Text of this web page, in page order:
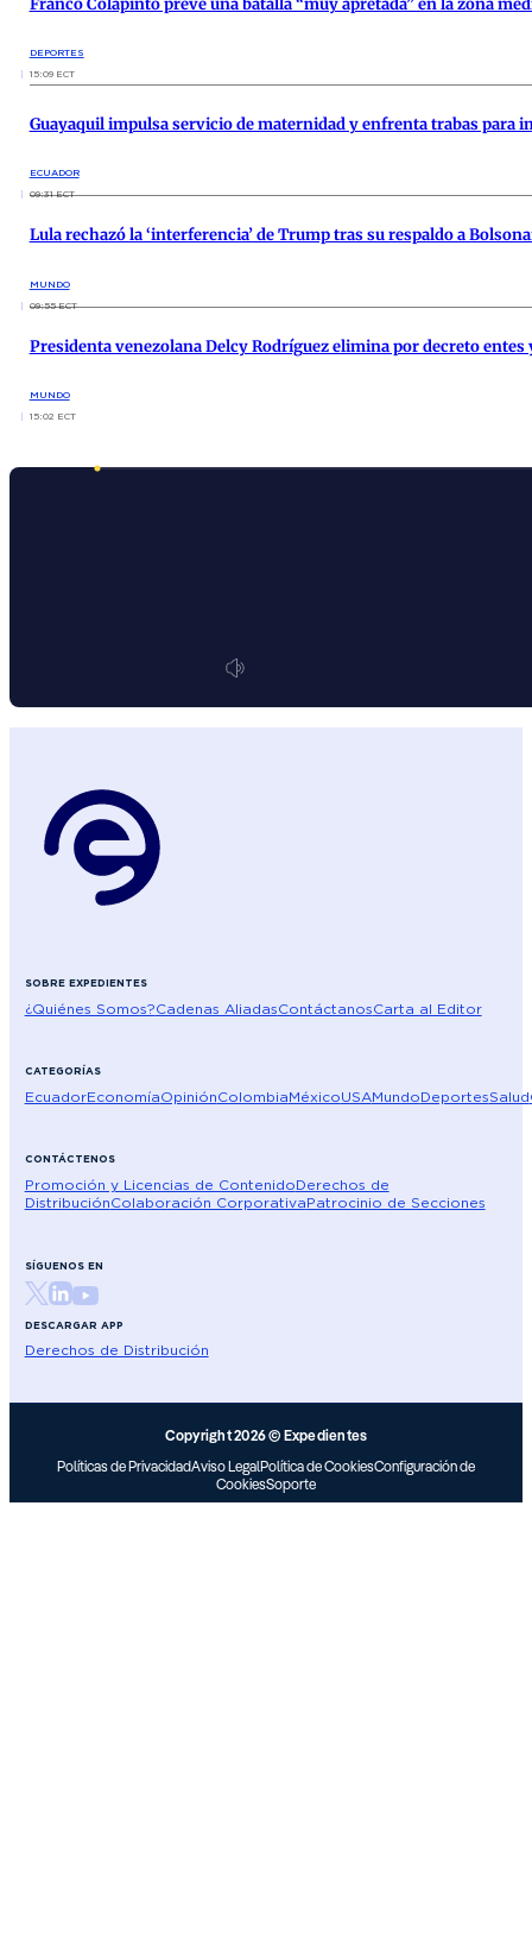
Franco Colapinto prevé una batalla “muy apretada” en la zona
DEPORTES
15:09 ECT
Guayaquil impulsa servicio de maternidad y enfrenta trabas para
ECUADOR
09:31 ECT
Lula rechazó la ‘interferencia’ de Trump tras su respaldo a
MUNDO
09:55 ECT
Presidenta venezolana Delcy Rodríguez elimina por decreto
MUNDO
15:02 ECT
SOBRE EXPEDIENTES
¿Quiénes Somos?Cadenas AliadasContáctanosCarta al Editor
CATEGORÍAS
EcuadorEconomíaOpiniónColombiaMéxicoUSAMundoDeportesSalud
CONTÁCTENOS
Promoción y Licencias de ContenidoDerechos de
DistribuciónColaboración CorporativaPatrocinio de Secciones
SÍGUENOS EN
DESCARGAR APP
Derechos de Distribución
Copyright 2026 © Expedientes
Políticas de PrivacidadAviso LegalPolítica de CookiesConfiguración de
CookiesSoporte